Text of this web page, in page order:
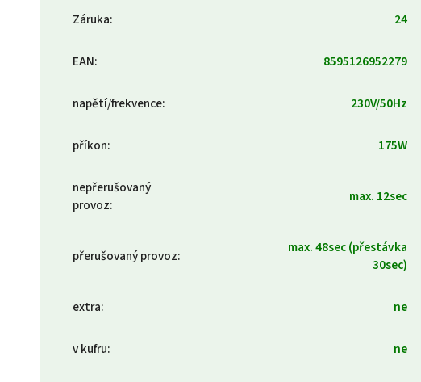
Záruka: 24
EAN: 8595126952279
napětí/frekvence: 230V/50Hz
příkon: 175W
nepřerušovaný
provoz: max. 12sec
přerušovaný provoz:
max. 48sec (přestávka
30sec)
extra: ne
v kufru: ne